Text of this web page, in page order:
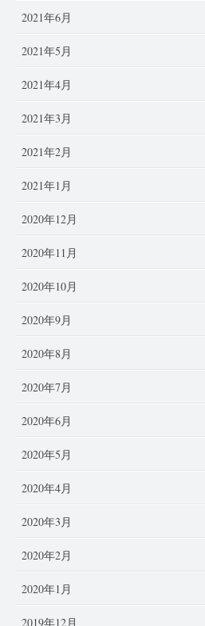
2021年6月
2021年5月
2021年4月
2021年3月
2021年2月
2021年1月
2020年12月
2020年11月
2020年10月
2020年9月
2020年8月
2020年7月
2020年6月
2020年5月
2020年4月
2020年3月
2020年2月
2020年1月
2019年12月